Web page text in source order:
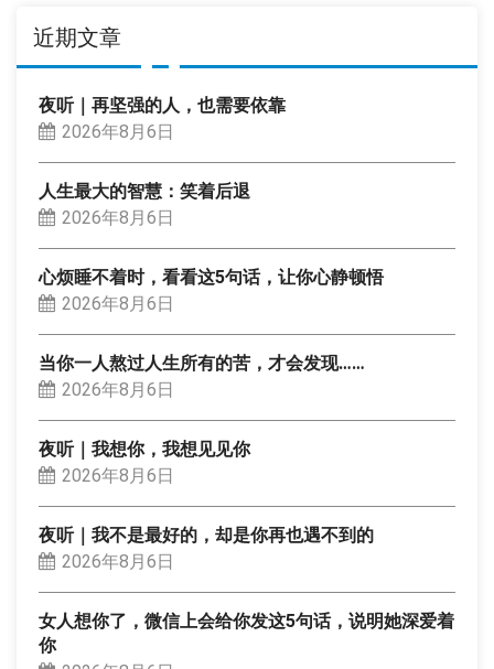
近期文章
夜听｜再坚强的人，也需要依靠
2026年8月6日
人生最大的智慧：笑着后退
2026年8月6日
心烦睡不着时，看看这5句话，让你心静顿悟
2026年8月6日
当你一人熬过人生所有的苦，才会发现……
2026年8月6日
夜听｜我想你，我想见见你
2026年8月6日
夜听｜我不是最好的，却是你再也遇不到的
2026年8月6日
女人想你了，微信上会给你发这5句话，说明她深爱着
你